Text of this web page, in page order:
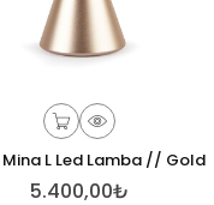
Mina L Led Lamba // Gold
5.400,00₺